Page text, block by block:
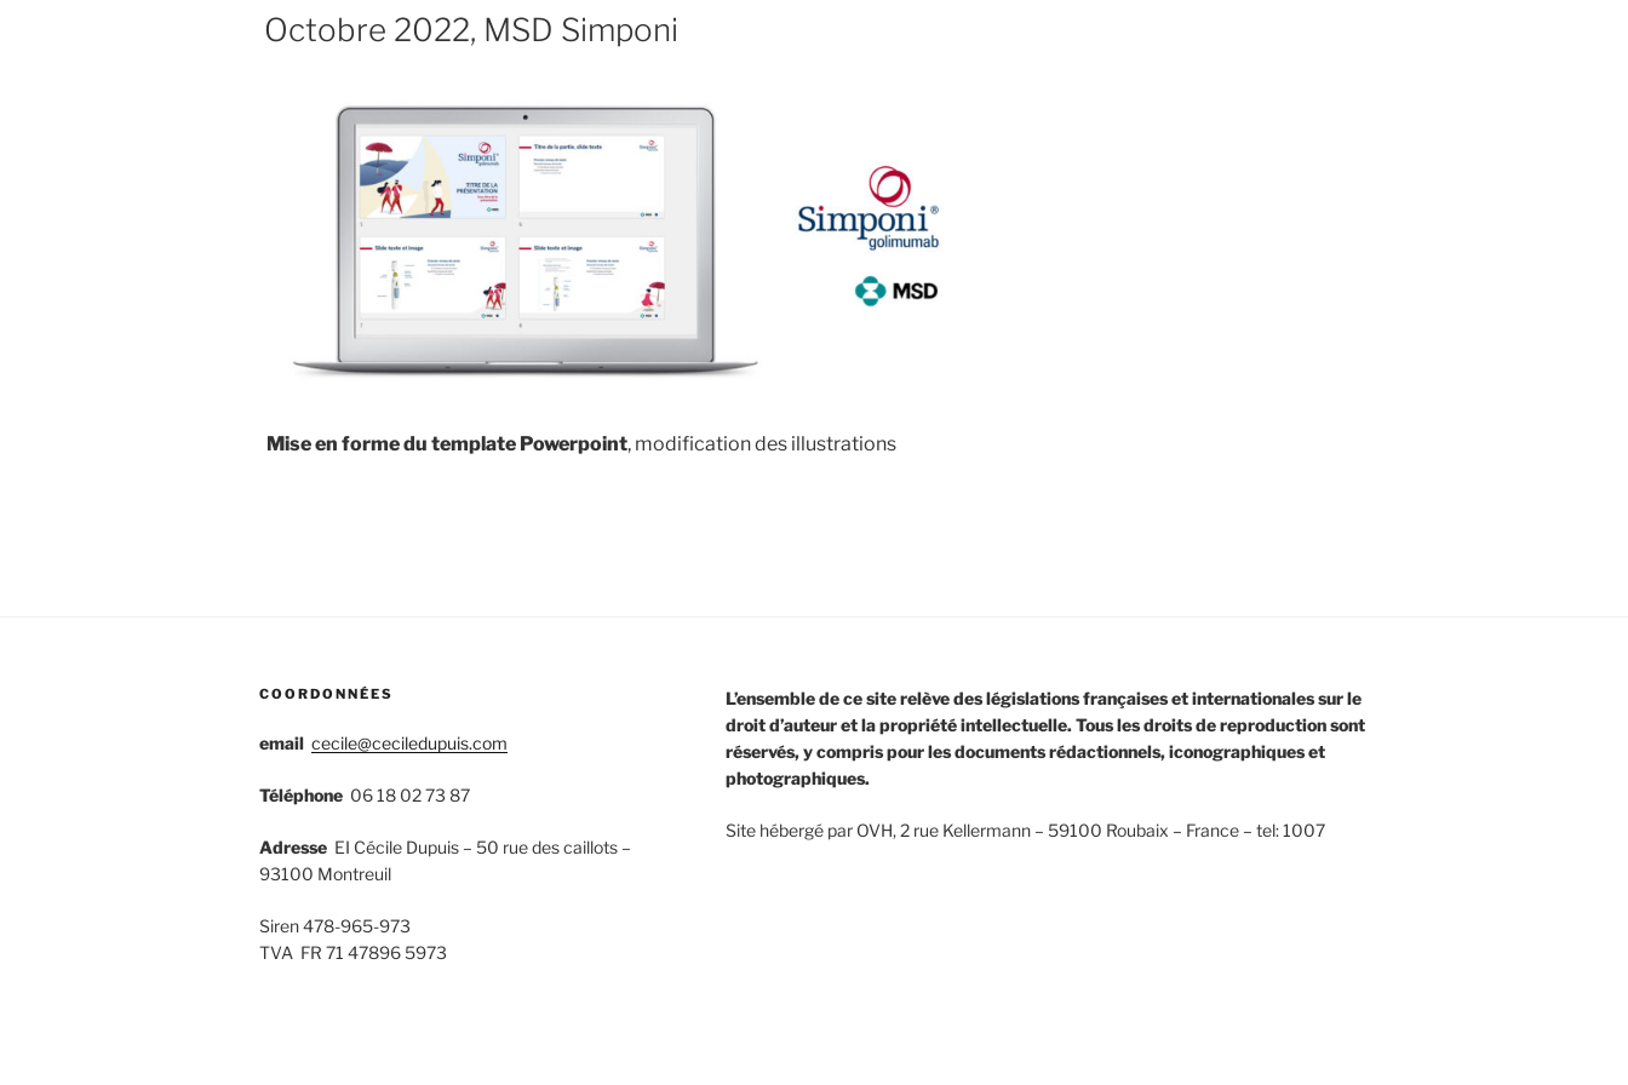
LE
Octobre 2022, MSD Simponi
Mise en forme du template Powerpoint, modification des illustrations
COORDONNÉES
email cecile@ceciledupuis.com
Téléphone 06 18 02 73 87
Adresse EI Cécile Dupuis – 50 rue des caillots –
93100 Montreuil
Siren 478-965-973
TVA FR 71 47896 5973
L’ensemble de ce site relève des législations françaises et internationales sur le
droit d’auteur et la propriété intellectuelle. Tous les droits de reproduction sont
réservés, y compris pour les documents rédactionnels, iconographiques et
photographiques.
Site hébergé par OVH, 2 rue Kellermann – 59100 Roubaix – France – tel: 1007